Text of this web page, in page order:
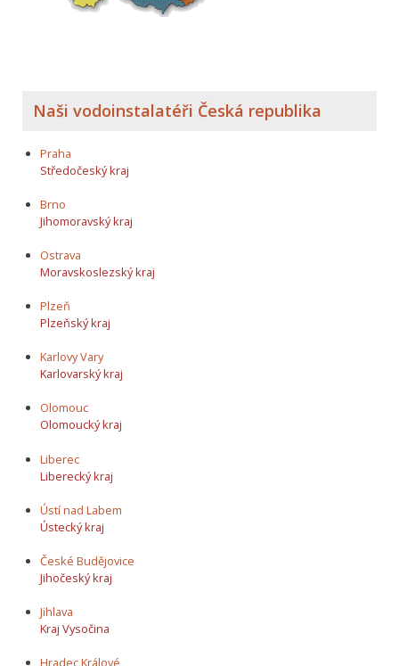
Naši vodoinstalatéři Česká republika
Praha
Středočeský kraj
Brno
Jihomoravský kraj
Ostrava
Moravskoslezský kraj
Plzeň
Plzeňský kraj
Karlovy Vary
Karlovarský kraj
Olomouc
Olomoucký kraj
Liberec
Liberecký kraj
Ústí nad Labem
Ústecký kraj
České Budějovice
Jihočeský kraj
Jihlava
Kraj Vysočina
Hradec Králové